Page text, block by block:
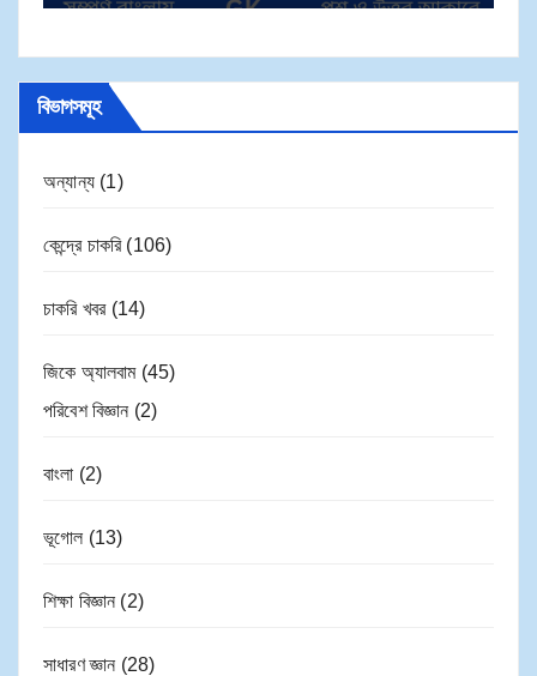
বিভাগসমূহ
অন্যান্য (1)
কেন্দ্রে চাকরি(106)
চাকরি খবর(14)
জিকে অ্যালবাম(45)
পরিবেশ বিজ্ঞান (2)
বাংলা (2)
ভূগোল (13)
শিক্ষা বিজ্ঞান (2)
সাধারণ জ্ঞান (28)